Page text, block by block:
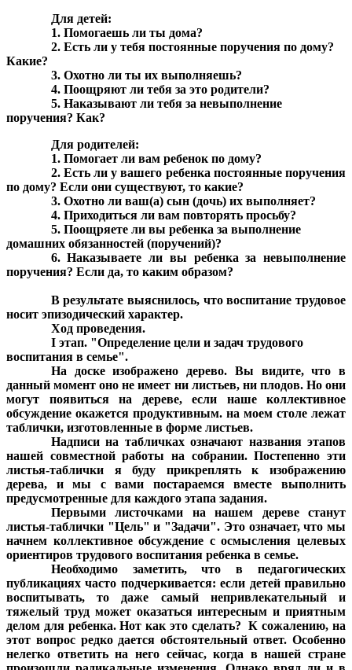
Для детей:
1. Помогаешь ли ты дома?
2. Есть ли у тебя постоянные поручения по дому?
Какие?
3. Охотно ли ты их выполняешь?
4. Поощряют ли тебя за это родители?
5. Наказывают ли тебя за невыполнение
поручения? Как?
Для родителей:
1. Помогает ли вам ребенок по дому?
2. Есть ли у вашего ребенка постоянные поручения
по дому? Если они существуют, то какие?
3. Охотно ли ваш(а) сын (дочь) их выполняет?
4. Приходиться ли вам повторять просьбу?
5. Поощряете ли вы ребенка за выполнение
домашних обязанностей (поручений)?
6. Наказываете ли вы ребенка за невыполнение
поручения? Если да, то каким образом?
В результате выяснилось, что воспитание трудовое
носит эпизодический характер.
Ход проведения.
I этап. "Определение цели и задач трудового
воспитания в семье".
На доске изображено дерево. Вы видите, что в
данный момент оно не имеет ни листьев, ни плодов. Но они
могут появиться на дереве, если наше коллективное
обсуждение окажется продуктивным. на моем столе лежат
таблички, изготовленные в форме листьев.
Надписи на табличках означают названия этапов
нашей совместной работы на собрании. Постепенно эти
листья-таблички я буду прикреплять к изображению
дерева, и мы с вами постараемся вместе выполнить
предусмотренные для каждого этапа задания.
Первыми листочками на нашем дереве станут
листья-таблички "Цель" и "Задачи". Это означает, что мы
начнем коллективное обсуждение с осмысления целевых
ориентиров трудового воспитания ребенка в семье.
Необходимо заметить, что в педагогических
публикациях часто подчеркивается: если детей правильно
воспитывать, то даже самый непривлекательный и
тяжелый труд может оказаться интересным и приятным
делом для ребенка. Нот как это сделать? К сожалению, на
этот вопрос редко дается обстоятельный ответ. Особенно
нелегко ответить на него сейчас, когда в нашей стране